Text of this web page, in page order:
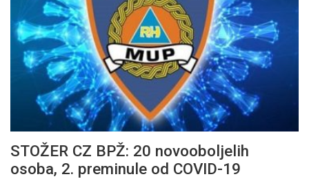
STOŽER CZ BPŽ: 20 novooboljelih
osoba, 2. preminule od COVID-19